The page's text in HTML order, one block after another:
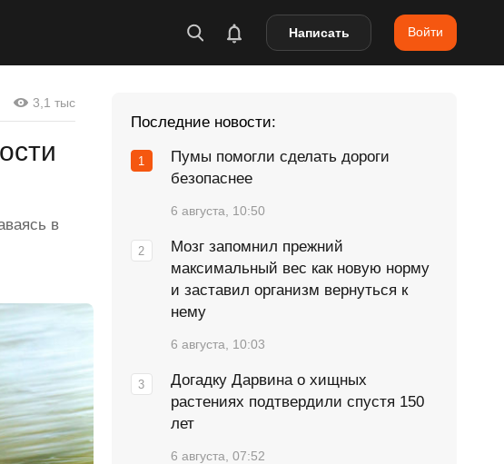
Написать Войти
3,1 тыс
в
Последние новости:
Пумы помогли сделать дороги
безопаснее
6 августа, 10:50
Мозг запомнил прежний
максимальный вес как новую норму
и заставил организм вернуться к
нему
6 августа, 10:03
Догадку Дарвина о хищных
растениях подтвердили спустя 150
лет
6 августа, 07:52